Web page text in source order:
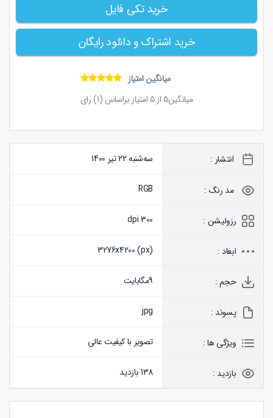
خرید تکی فایل
خرید اشتراک و دانلود رایگان
میانگین امتیاز
میانگین5از5امتیاز براساس (1) رای
انتشار : سه‌شنبه 22 تیر 1400
مد رنگ : RGB
رزولیشن : 300 dpi
ابعاد : 3276x4200 (px)
حجم : 9مگابایت
پسوند : jpg
ویژگی ها : تصویر با کیفیت عالی
بازدید : 138 بازدید